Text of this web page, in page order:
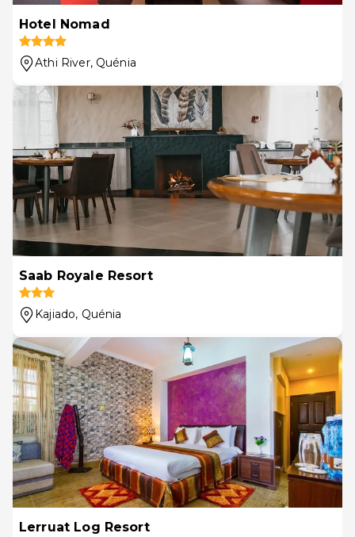
Hotel Nomad
Athi River, Quénia
Saab Royale Resort
Kajiado, Quénia
Lerruat Log Resort